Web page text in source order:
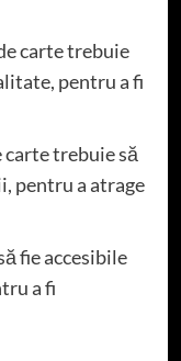
carte trebuie
pentru a fi
carte trebuie să
pentru a atrage
fie accesibile
a fi